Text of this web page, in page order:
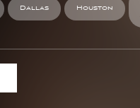
Dallas Houston